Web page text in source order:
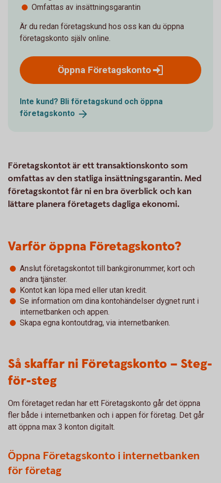
Omfattas av insättningsgarantin
Är du redan företagskund hos oss kan du öppna
företagskonto själv online.
Öppna Företagskonto
Inte kund? Bli företagskund och öppna
företagskonto
Företagskontot är ett transaktionskonto som
omfattas av den statliga insättningsgarantin. Med
företagskontot får ni en bra överblick och kan
lättare planera företagets dagliga ekonomi.
Varför öppna Företagskonto?
Anslut företagskontot till bankgironummer, kort och
andra tjänster.
Kontot kan löpa med eller utan kredit.
Se information om dina kontohändelser dygnet runt i
internetbanken och appen.
Skapa egna kontoutdrag, via internetbanken.
Så skaffar ni Företagskonto – Steg-
för-steg
Om företaget redan har ett Företagskonto går det öppna
fler både i internetbanken och i appen för företag. Det går
att öppna max 3 konton digitalt.
Öppna Företagskonto i internetbanken
för företag